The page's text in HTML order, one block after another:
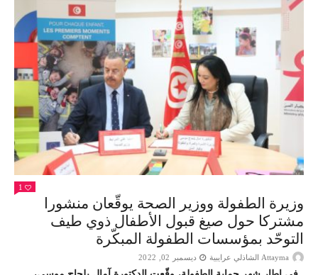
1
وزيرة الطفولة ووزير الصحة يوقّعان منشورا
مشتركا حول صيغ قبول الأطفال ذوي طيف
التوحّد بمؤسسات الطفولة المبكّرة
Attayma الشاذلي عرايبية ديسمبر 02, 2022